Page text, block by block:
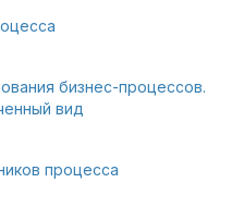
бизнес-процессов.
вид
процесса